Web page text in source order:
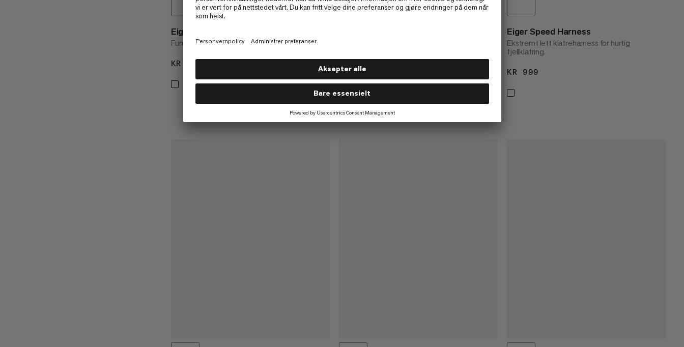
Eiger Nordwand Harness
Funksjonell, lett klatreharness.
KR 1499
Lett, komfortabel høydeharness for turer
med smarte funksjoner
Eiger Speed Harness
Ekstremt lett klatreharness for hurtig
fjellklatring.
KR 999